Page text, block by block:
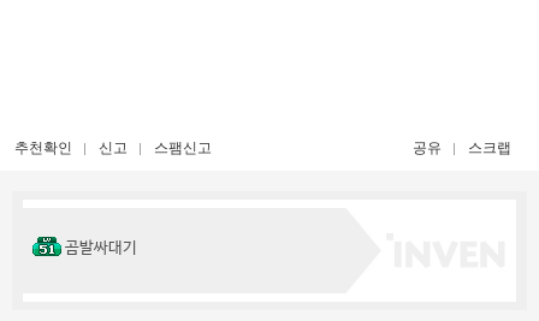
추천확인 신고 스팸신고 공유 스크랩
곰발싸대기